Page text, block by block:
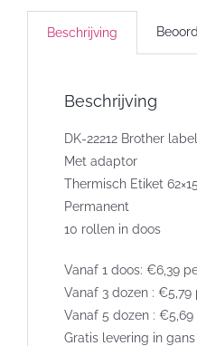
Beschrijving
Beschrijving
DK-22212 Brother
Met adaptor
Thermisch Etiket
Permanent
10 rollen in doos
Vanaf 1 doos: €6,39
Vanaf 3 dozen : €5,79
Vanaf 5 dozen : €5,69
Gratis levering in